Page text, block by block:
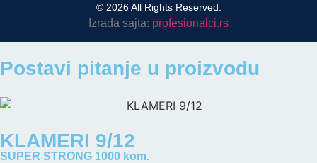
© 2026 All Rights Reserved.
Izrada sajta: profesionalci.rs
Postavi pitanje u proizvodu
KLAMERI 9/12
SUPER STRONG 1000 kom.